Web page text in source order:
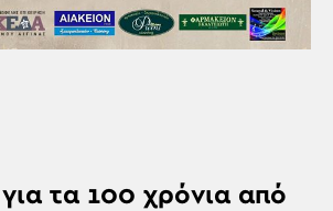
τα 100 χρόνια από